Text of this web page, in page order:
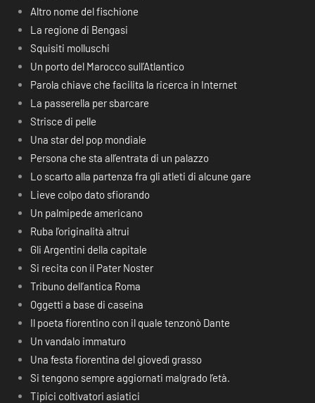
Altro nome del fischione
La regione di Bengasi
Squisiti molluschi
Un porto del Marocco sull’Atlantico
Parola chiave che facilita la ricerca in Internet
La passerella per sbarcare
Strisce di pelle
Una star del pop mondiale
Persona che sta all’entrata di un palazzo
Lo scarto alla partenza fra gli atleti di alcune gare
Lieve colpo dato sfiorando
Un palmipede americano
Ruba l’originalità altrui
Gli Argentini della capitale
Si recita con il Pater Noster
Tribuno dell’antica Roma
Oggetti a base di caseina
Il poeta fiorentino con il quale tenzonò Dante
Un vandalo immaturo
Una festa fiorentina del giovedì grasso
Si tengono sempre aggiornati malgrado l’età.
Tipici coltivatori asiatici